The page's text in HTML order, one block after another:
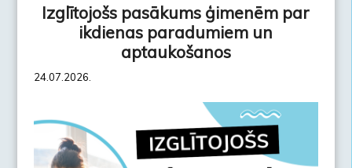
Izglītojošs pasākums ģimenēm par
ikdienas paradumiem un
aptaukošanos
24.07.2026.